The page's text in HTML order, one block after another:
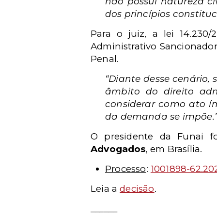
dos princípios
Para o juiz, a lei
Administrativo
Penal.
“Diante desse
âmbito do direito
considerar como ato
da demanda se
O presidente da Funai
Advogados, em Brasília.
Processo: 1001898-
Leia adecisão.